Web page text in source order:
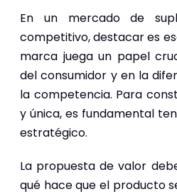
En un mercado de
competitivo, destacar es
marca juega un papel
del consumidor y en la
la competencia. Para
y única, es fundamental
estratégico.
La propuesta de valor
qué hace que el producto